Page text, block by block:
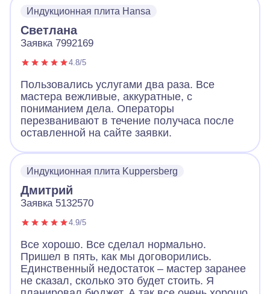
Индукционная плита Hansa
Светлана
Заявка 7992169
4.8/5
Пользовались услугами два раза. Все
мастера вежливые, аккуратные, с
пониманием дела. Операторы
перезванивают в течение получаса после
оставленной на сайте заявки.
Индукционная плита Kuppersberg
Дмитрий
Заявка 5132570
4.9/5
Все хорошо. Все сделал нормально.
Пришел в пять, как мы договорились.
Единственный недостаток – мастер заранее
не сказал, сколько это будет стоить. Я